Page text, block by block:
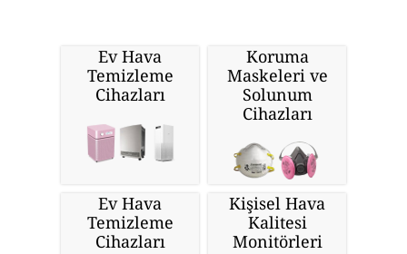
Ev Hava
Temizleme
Cihazları
Koruma
Maskeleri ve
Solunum
Cihazları
Ev Hava
Temizleme
Cihazları
Kişisel Hava
Kalitesi
Monitörleri